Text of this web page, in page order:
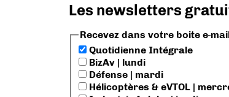
Les newsletters
Recevez dans votre boite e-
Quotidienne Intégrale
BizAv | lundi
Défense | mardi
Hélicoptères & eVTOL |